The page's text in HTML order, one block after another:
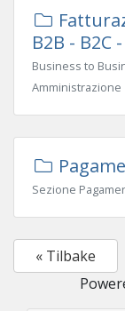
B2B - B2C
Business to
Amministrazione
Sezione
« Tilbake